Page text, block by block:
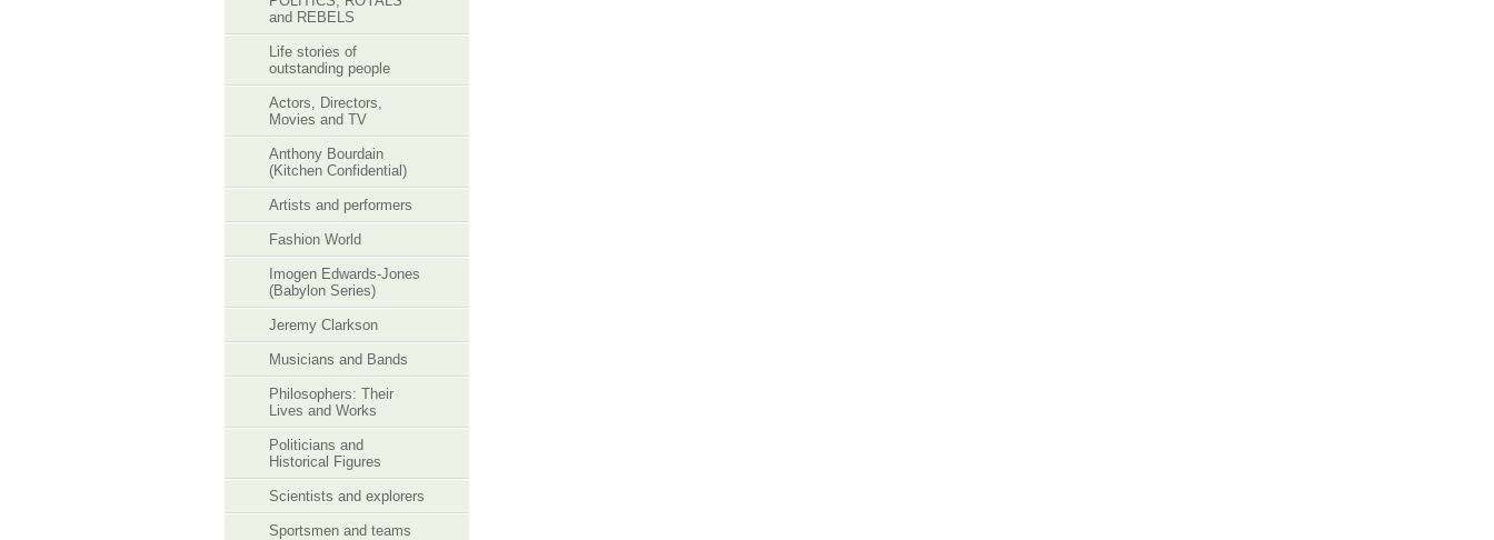
and REBELS
Life stories of
outstanding people
Actors, Directors,
Movies and TV
Anthony Bourdain
(Kitchen Confidential)
Artists and performers
Fashion World
Imogen Edwards-Jones
(Babylon Series)
Jeremy Clarkson
Musicians and Bands
Philosophers: Their
Lives and Works
Politicians and
Historical Figures
Scientists and explorers
Sportsmen and teams